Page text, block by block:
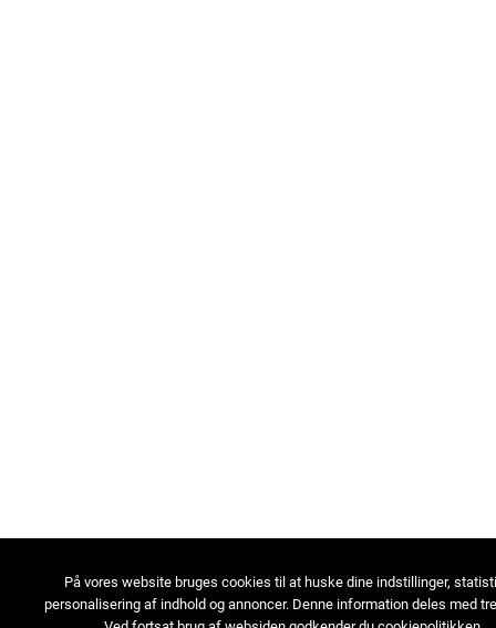
På vores website bruges cookies til at huske dine indstillinger,
personalisering af indhold og annoncer. Denne information deles med